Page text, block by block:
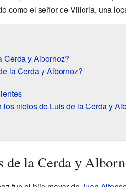
como el señor de Villoria, una
Cerda y Albornoz?
la Cerda y Albornoz?
los nietos de Luis de la Cerda y
de la Cerda y